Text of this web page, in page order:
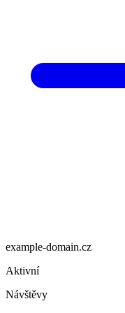
example-domain.cz
Aktivní
Návštěvy